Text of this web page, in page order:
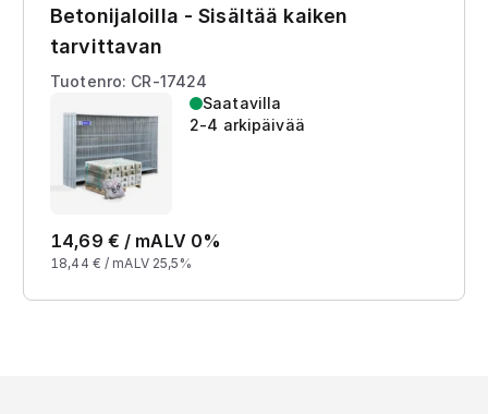
Betonijaloilla - Sisältää kaiken
tarvittavan
Tuotenro: CR-17424
Saatavilla
2-4 arkipäivää
14,69 € / mALV 0%
18,44 € / mALV 25,5%